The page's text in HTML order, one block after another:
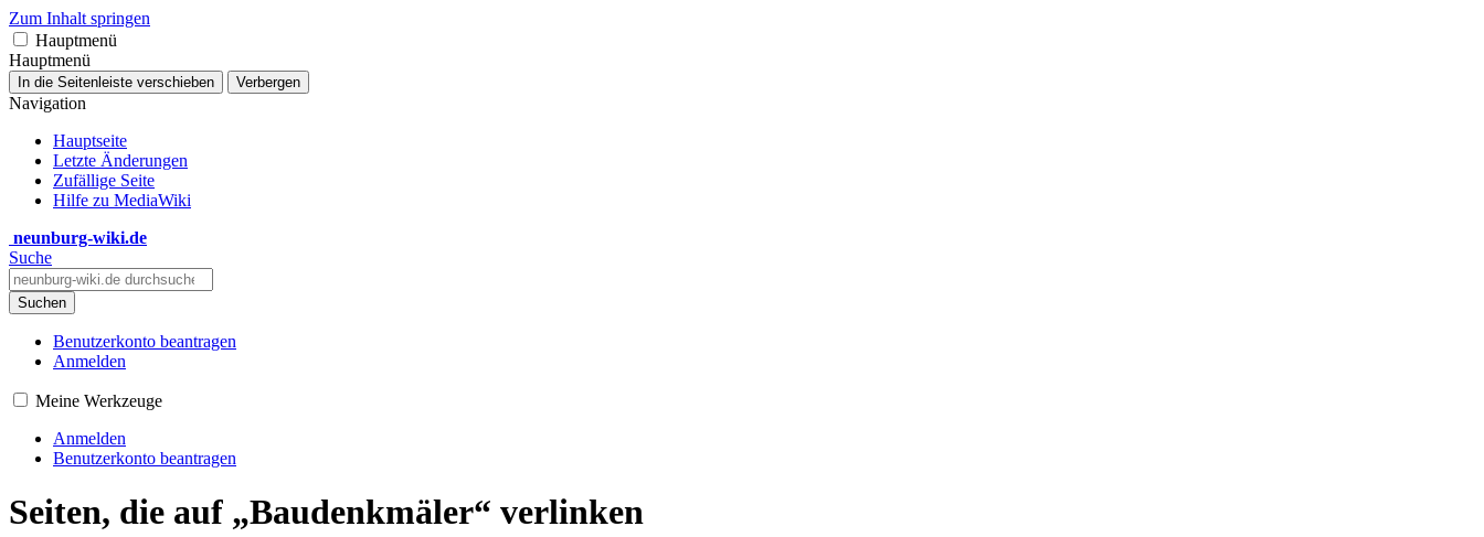
Zum Inhalt springen
Hauptmenü
Hauptmenü
In die Seitenleiste verschieben Verbergen
Navigation
Hauptseite
Letzte Änderungen
Zufällige Seite
Hilfe zu MediaWiki
neunburg-wiki.de
Suche
Suchen
Benutzerkonto beantragen
Anmelden
Meine Werkzeuge
Anmelden
Benutzerkonto beantragen
Seiten, die auf „Baudenkmäler“ verlinken